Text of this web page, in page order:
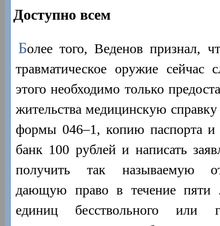
Доступно всем
Более того, Веденов признал,
травматическое оружие
этого необходимо только
жительства медицинскую
формы 046–1, копию паспорта и
банк 100 рублей и написать
получить так называемую
дающую право в течение пяти
единиц бесствольного или